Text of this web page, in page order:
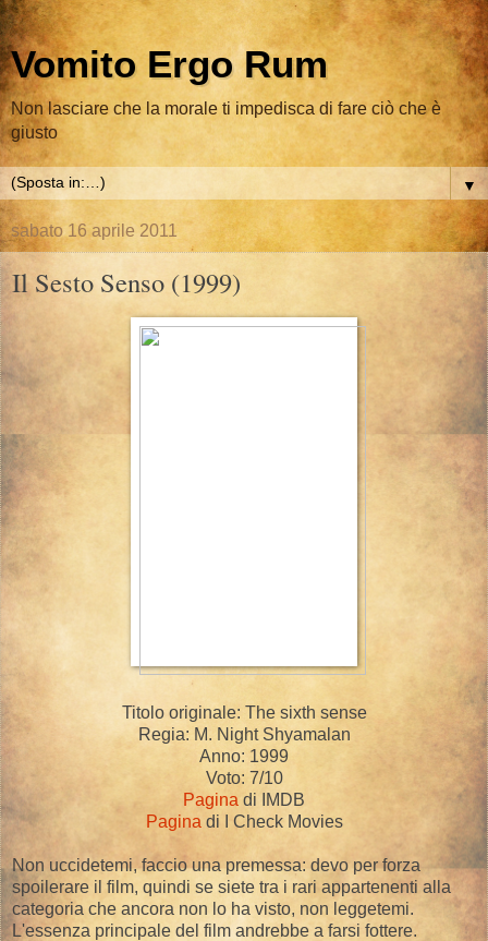
Vomito Ergo Rum
Non lasciare che la morale ti impedisca di fare ciò che è
giusto
▼
sabato 16 aprile 2011
Il Sesto Senso (1999)
Titolo originale: The sixth sense
Regia: M. Night Shyamalan
Anno: 1999
Voto: 7/10
Pagina di IMDB
Pagina di I Check Movies
Non uccidetemi, faccio una premessa: devo per forza
spoilerare il film, quindi se siete tra i rari appartenenti alla
categoria che ancora non lo ha visto, non leggetemi.
L'essenza principale del film andrebbe a farsi fottere.